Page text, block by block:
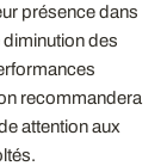
présence dans
diminution des
recommandera
attention aux